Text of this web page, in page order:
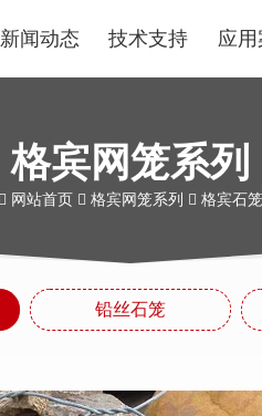
新闻动态 技术支持 应用
格宾网笼系列
网站首页 格宾网笼系列 格宾石笼
铅丝石笼